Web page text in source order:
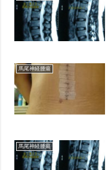
馬尾神経腫瘍
馬尾神経腫瘍